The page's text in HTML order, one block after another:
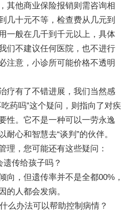
其他商业保险报销则需咨询相
几十元不等，检查费从几元到
一般在几千到千元以上，具体
们不建议任何医院，也不进行
注意，小诊所可能价格不透明
疗有了不错进展，我们当然感
药吗”这个疑问，则指向了对疾
性。它不是一种可以一劳永逸
心和智慧去“谈判”的伙伴。
理，您可能还有这些疑问：
传给孩子吗？
向，但遗传率并不是全都00%，
的人都会发病。
么办法可以帮助控制病情？